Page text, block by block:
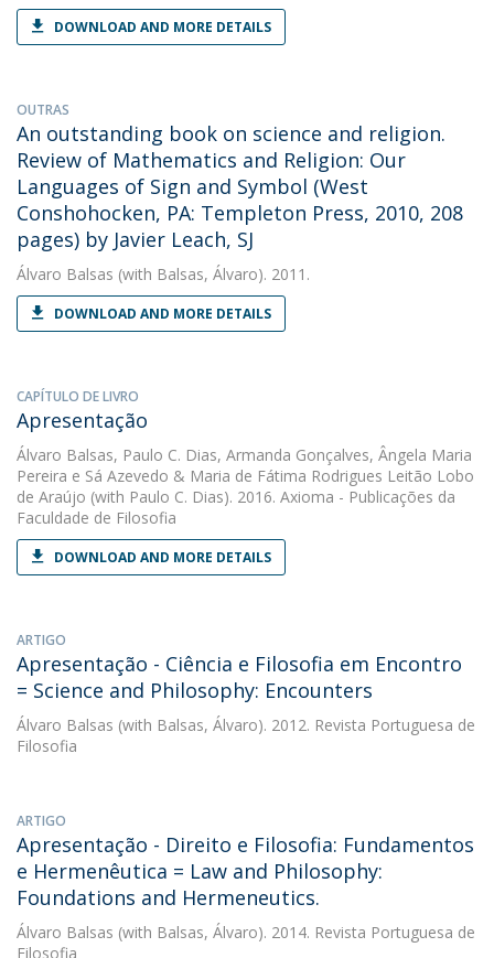
DOWNLOAD AND MORE DETAILS
OUTRAS
An outstanding book on science and religion.
Review of Mathematics and Religion: Our
Languages of Sign and Symbol (West
Conshohocken, PA: Templeton Press, 2010, 208
pages) by Javier Leach, SJ
Álvaro Balsas (with Balsas, Álvaro). 2011.
DOWNLOAD AND MORE DETAILS
CAPÍTULO DE LIVRO
Apresentação
Álvaro Balsas, Paulo C. Dias, Armanda Gonçalves, Ângela Maria
Pereira e Sá Azevedo & Maria de Fátima Rodrigues Leitão Lobo
de Araújo (with Paulo C. Dias). 2016. Axioma - Publicações da
Faculdade de Filosofia
DOWNLOAD AND MORE DETAILS
ARTIGO
Apresentação - Ciência e Filosofia em Encontro
= Science and Philosophy: Encounters
Álvaro Balsas (with Balsas, Álvaro). 2012. Revista Portuguesa de
Filosofia
ARTIGO
Apresentação - Direito e Filosofia: Fundamentos
e Hermenêutica = Law and Philosophy:
Foundations and Hermeneutics.
Álvaro Balsas (with Balsas, Álvaro). 2014. Revista Portuguesa de
Filosofia